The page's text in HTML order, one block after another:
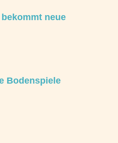
neue
Bodenspiele